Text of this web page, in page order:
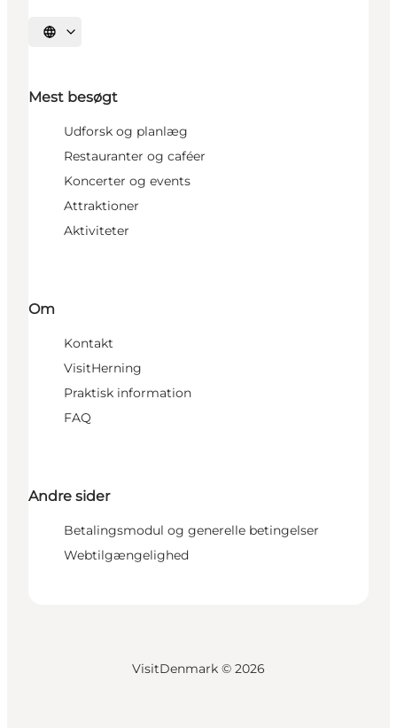
Vælg sprog
Mest besøgt
Udforsk og planlæg
Restauranter og caféer
Koncerter og events
Attraktioner
Aktiviteter
Om
Kontakt
VisitHerning
Praktisk information
FAQ
Andre sider
Betalingsmodul og generelle betingelser
Webtilgængelighed
VisitDenmark © 2026